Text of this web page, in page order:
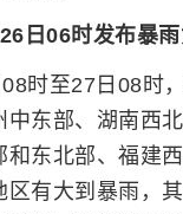
日06时发布暴雨
时至27日08时
中东部、湖南西
和东北部、福建
区有大到暴雨，